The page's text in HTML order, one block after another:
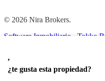
,
¿te gusta esta propiedad?
© 2026 Nira Brokers.
Software Inmobiliario - Tokko